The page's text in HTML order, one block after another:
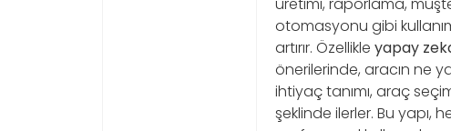
otomasyonu gibi
artırır. Özellikle yapay
önerilerinde, aracın ne
ihtiyaç tanımı, araç
şeklinde ilerler. Bu yapı,